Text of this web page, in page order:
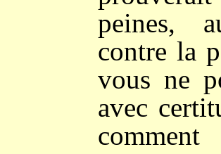
peines,
contre la
vous ne
avec